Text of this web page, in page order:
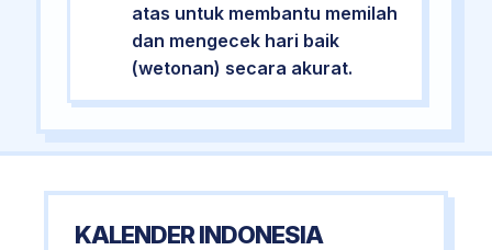
atas untuk membantu memilah
dan mengecek hari baik
(wetonan) secara akurat.
KALENDER INDONESIA